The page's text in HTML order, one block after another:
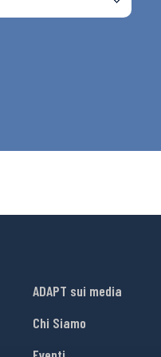
ADAPT sui media
Chi Siamo